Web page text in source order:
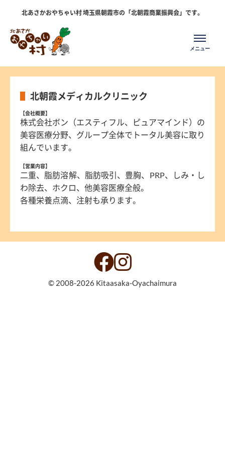
北あさかおやちゃい村 埼玉県朝霞市の「北朝霞商業振興会」です。
北朝霞メディカルクリニック
【会社概要】
株式会社ボン（エスティフル、ピュアマインド）の
美容医療分野、グループ全体でトータル美容に取り
組んでいます。
【営業内容】
二重、脂肪溶解、脂肪吸引、豊胸、PRP、しみ・し
わ除去、ホクロ、他美容医療全般。
各種栄養点滴、注射も承ります。
© 2008-2026 Kitaasaka-Oyachaimura